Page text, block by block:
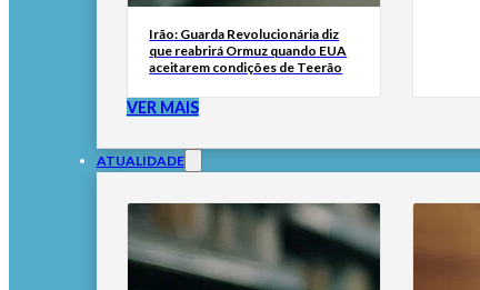
Irão: Guarda Revolucionária diz
que reabrirá Ormuz quando EUA
aceitarem condições de Teerão
VER MAIS
ATUALIDADE